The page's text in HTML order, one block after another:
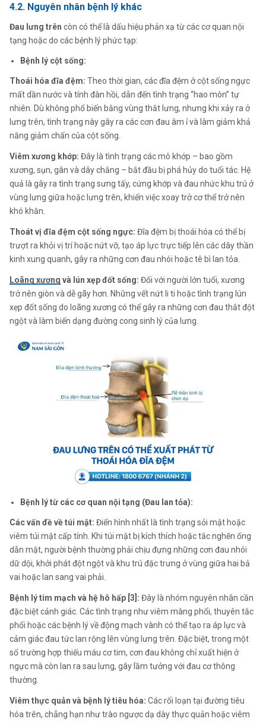
4.2. Nguyên nhân bệnh lý khác
Đau lưng trên còn có thể là dấu hiệu phản xạ từ các cơ quan nội
tạng hoặc do các bệnh lý phức tạp:
Bệnh lý cột sống:
Thoái hóa đĩa đệm: Theo thời gian, các đĩa đệm ở cột sống ngực
mất dần nước và tính đàn hồi, dẫn đến tình trạng “hao mòn” tự
nhiên. Dù không phổ biến bằng vùng thắt lưng, nhưng khi xảy ra ở
lưng trên, tình trạng này gây ra các cơn đau âm ỉ và làm giảm khả
năng giảm chấn của cột sống.
Viêm xương khớp: Đây là tình trạng các mô khớp – bao gồm
xương, sụn, gân và dây chằng – bắt đầu bị phá hủy do tuổi tác. Hệ
quả là gây ra tình trạng sưng tấy, cứng khớp và đau nhức khu trú ở
vùng lưng giữa hoặc lưng trên, khiến việc xoay trở cơ thể trở nên
khó khăn.
Thoát vị đĩa đệm cột sống ngực: Đĩa đệm bị thoái hóa có thể bị
trượt ra khỏi vị trí hoặc nứt vỡ, tạo áp lực trực tiếp lên các dây thần
kinh xung quanh, gây ra những cơn đau nhói hoặc tê bì lan tỏa.
Loãng xương và lún xẹp đốt sống: Đối với người lớn tuổi, xương
trở nên giòn và dễ gãy hơn. Những vết nứt li ti hoặc tình trạng lún
xẹp đốt sống do loãng xương có thể gây ra những cơn đau thắt đột
ngột và làm biến dạng đường cong sinh lý của lưng.
Bệnh lý từ các cơ quan nội tạng (Đau lan tỏa):
Các vấn đề về túi mật: Điển hình nhất là tình trạng sỏi mật hoặc
viêm túi mật cấp tính. Khi túi mật bị kích thích hoặc tắc nghẽn ống
dẫn mật, người bệnh thường phải chịu đựng những cơn đau nhói
dữ dội, khởi phát đột ngột và khu trú đặc trưng ở vùng giữa hai bả
vai hoặc lan sang vai phải.
Bệnh lý tim mạch và hệ hô hấp [3]: Đây là nhóm nguyên nhân cần
đặc biệt cảnh giác. Các tình trạng như viêm màng phổi, thuyên tắc
phổi hoặc các bệnh lý về động mạch vành có thể tạo ra áp lực và
cảm giác đau tức lan rộng lên vùng lưng trên. Đặc biệt, trong một
số trường hợp thiếu máu cơ tim, cơn đau không chỉ xuất hiện ở
ngực mà còn lan ra sau lưng, gây lầm tưởng với đau cơ thông
thường.
Viêm thực quản và bệnh lý tiêu hóa: Các rối loạn tại đường tiêu
hóa trên, chẳng hạn như trào ngược dạ dày thực quản hoặc viêm